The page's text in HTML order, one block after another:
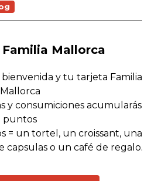
Mallorca
y tu tarjeta Familia
Mallorca
y consumiciones acumularás
puntos
= un tortel, un croissant, una
capsulas o un café de regalo.